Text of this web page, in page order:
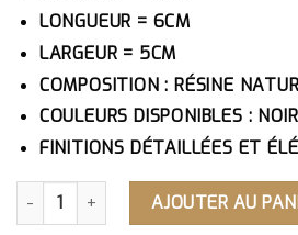
LONGUEUR = 6CM
LARGEUR = 5CM
COMPOSITION : RÉSINE
COULEURS DISPONIBLES :
FINITIONS DÉTAILLÉES ET
QUANTITÉ DE STATUE FEMME
AJOUTER AU